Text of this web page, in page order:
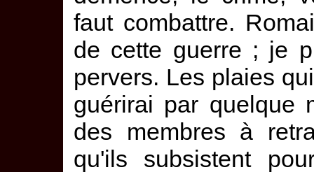
faut combattre.
de cette guerre ; je
pervers. Les plaies
guérirai par
des membres à
qu'ils subsistent